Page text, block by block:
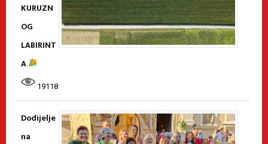
KURUZN
OG
LABIRINT
A
19118
Dodijelje
na